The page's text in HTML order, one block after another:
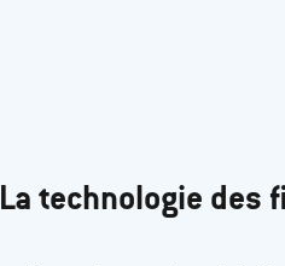
La technologie des